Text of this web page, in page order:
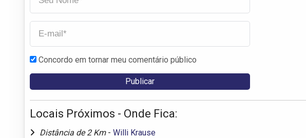
Concordo em tornar meu comentário público
Locais Próximos - Onde Fica:
Distância de 2 Km - Willi Krause